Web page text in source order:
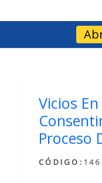
Vicios En
Proceso
CÓDIGO: